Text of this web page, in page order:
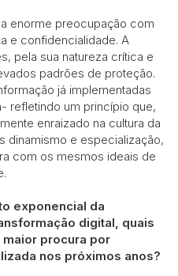
enorme preocupação com
e confidencialidade. A
pela sua natureza crítica e
padrões de proteção.
já implementadas
refletindo um princípio que,
enraizado na cultura da
dinamismo e especialização,
com os mesmos ideais de
exponencial da
digital, quais
procura por
nos próximos anos?